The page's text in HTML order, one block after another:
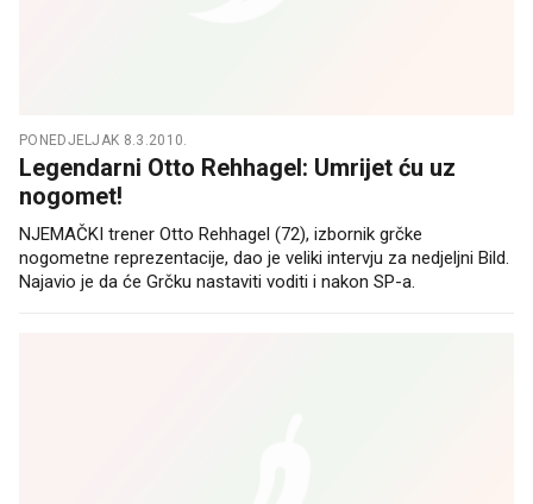
PONEDJELJAK 8.3.2010.
Legendarni Otto Rehhagel: Umrijet ću uz
nogomet!
NJEMAČKI trener Otto Rehhagel (72), izbornik grčke
nogometne reprezentacije, dao je veliki intervju za nedjeljni Bild.
Najavio je da će Grčku nastaviti voditi i nakon SP-a.